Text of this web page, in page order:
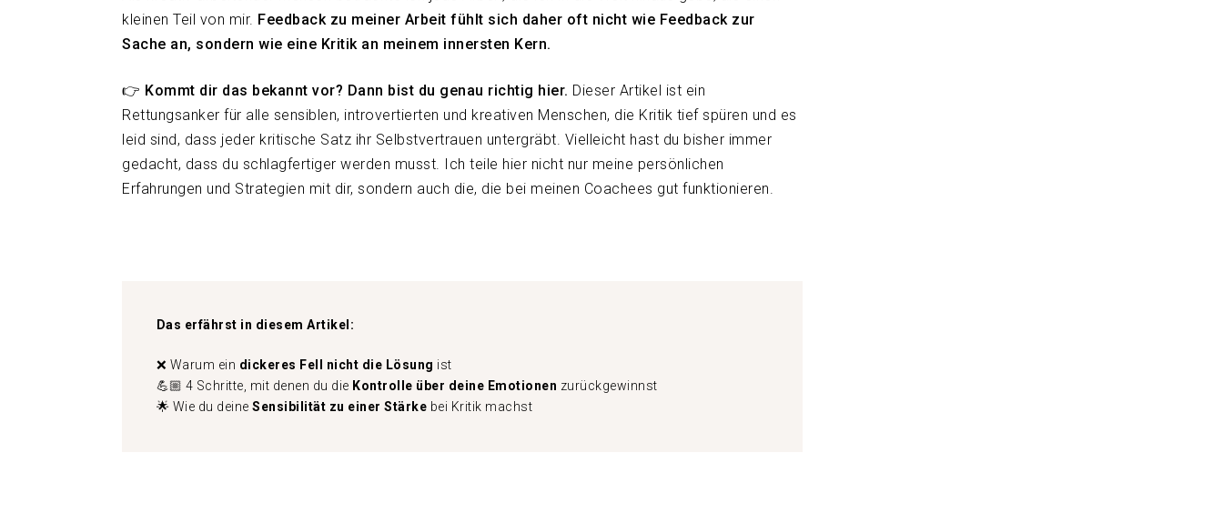
kleinen Teil von mir. Feedback zu meiner Arbeit fühlt sich daher oft nicht wie Feedback zur
Sache an, sondern wie eine Kritik an meinem innersten Kern.
👉 Kommt dir das bekannt vor? Dann bist du genau richtig hier. Dieser Artikel ist ein
Rettungsanker für alle sensiblen, introvertierten und kreativen Menschen, die Kritik tief spüren und es
leid sind, dass jeder kritische Satz ihr Selbstvertrauen untergräbt. Vielleicht hast du bisher immer
gedacht, dass du schlagfertiger werden musst. Ich teile hier nicht nur meine persönlichen
Erfahrungen und Strategien mit dir, sondern auch die, die bei meinen Coachees gut funktionieren.
Das erfährst in diesem Artikel:
❌ Warum ein dickeres Fell nicht die Lösung ist
💪🏼 4 Schritte, mit denen du die Kontrolle über deine Emotionen zurückgewinnst
🌟 Wie du deineSensibilität zu einer Stärke bei Kritik machst